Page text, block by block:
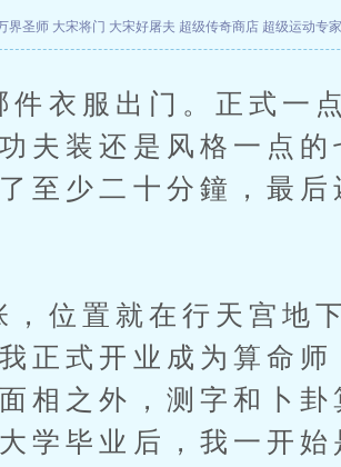
界圣师 大宋将门 大宋好屠夫 超级传奇商店 超级运动专家
衣服出门。正式一
夫装还是风格一点的
至少二十分鐘，最后
位置就在行天宫地
正式开业成为算命师
相之外，测字和卜卦
学毕业后，我一开始